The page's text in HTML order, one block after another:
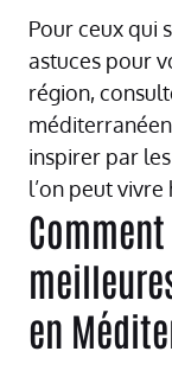
Pour ceux qui
astuces pour
région,
inspirer par
l’on peut vivre
en